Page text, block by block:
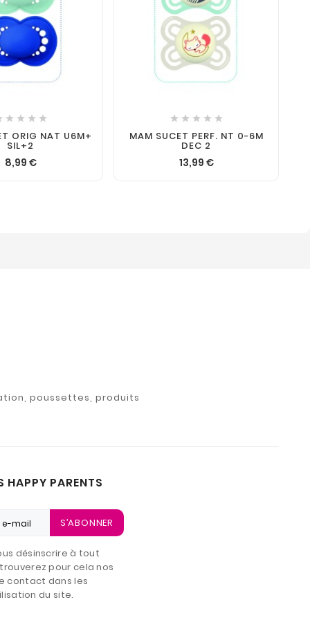
   
ORIG NAT U6M+
SIL+2
8,99 €
    
MAM SUCET PERF. NT 0-6M
DEC 2
13,99 €
poussettes, produits
HAPPY PARENTS
S’ABONNER
désinscrire à tout
pour cela nos
contact dans les
du site.